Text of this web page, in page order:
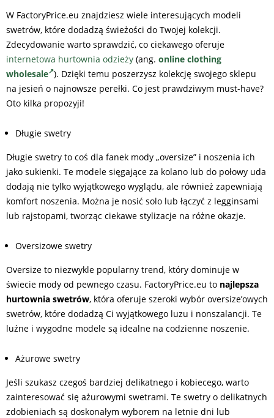
W FactoryPrice.eu znajdziesz wiele interesujących modeli
swetrów, które dodadzą świeżości do Twojej kolekcji.
Zdecydowanie warto sprawdzić, co ciekawego oferuje
internetowa hurtownia odzieży (ang. online clothing
wholesale ). Dzięki temu poszerzysz kolekcję swojego sklepu
na jesień o najnowsze perełki. Co jest prawdziwym must-have?
Oto kilka propozyji!
Długie swetry
Długie swetry to coś dla fanek mody „oversize” i noszenia ich
jako sukienki. Te modele sięgające za kolano lub do połowy uda
dodają nie tylko wyjątkowego wyglądu, ale również zapewniają
komfort noszenia. Można je nosić solo lub łączyć z legginsami
lub rajstopami, tworząc ciekawe stylizacje na różne okazje.
Oversizowe swetry
Oversize to niezwykle popularny trend, który dominuje w
świecie mody od pewnego czasu. FactoryPrice.eu to najlepsza
hurtownia swetrów, która oferuje szeroki wybór oversize’owych
swetrów, które dodadzą Ci wyjątkowego luzu i nonszalancji. Te
luźne i wygodne modele są idealne na codzienne noszenie.
Ażurowe swetry
Jeśli szukasz czegoś bardziej delikatnego i kobiecego, warto
zainteresować się ażurowymi swetrami. Te swetry o delikatnych
zdobieniach są doskonałym wyborem na letnie dni lub